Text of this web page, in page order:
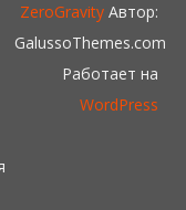
ZeroGravityАвтор:
GalussoThemes.com
Работает на
WordPress